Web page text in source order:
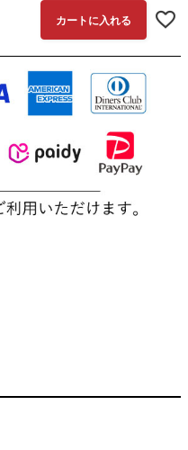
カートに入れる